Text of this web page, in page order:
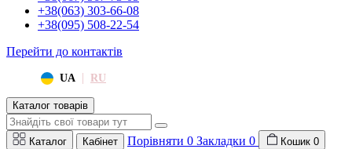
+38(063) 303-66-08
+38(095) 508-22-54
Перейти до контактів
UA | RU
Каталог товарів
Каталог Кабінет Порівняти 0 Закладки 0 Кошик 0